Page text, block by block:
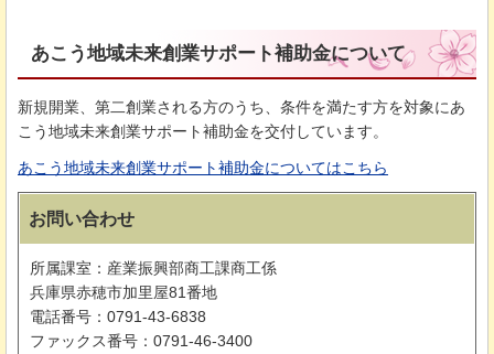
あこう地域未来創業サポート補助金について
新規開業、第二創業される方のうち、条件を満たす方を対象にあ
こう地域未来創業サポート補助金を交付しています。
あこう地域未来創業サポート補助金についてはこちら
お問い合わせ
所属課室：産業振興部商工課商工係
兵庫県赤穂市加里屋81番地
電話番号：0791-43-6838
ファックス番号：0791-46-3400